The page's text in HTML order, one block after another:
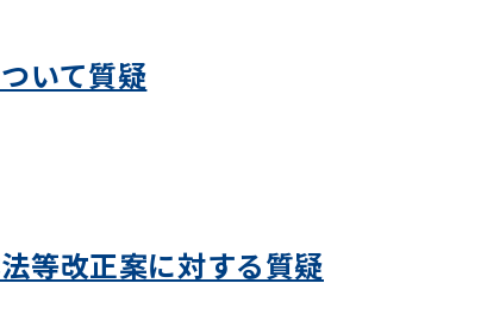
いて質疑
等改正案に対する質疑